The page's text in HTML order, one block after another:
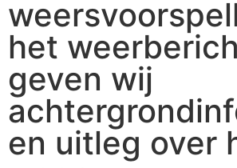
het
geven wij
en uitleg over